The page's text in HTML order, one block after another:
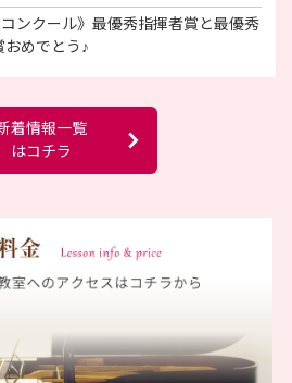
ンクール》最優秀指揮者賞と最優秀
めでとう♪
着情報一覧
はコチラ